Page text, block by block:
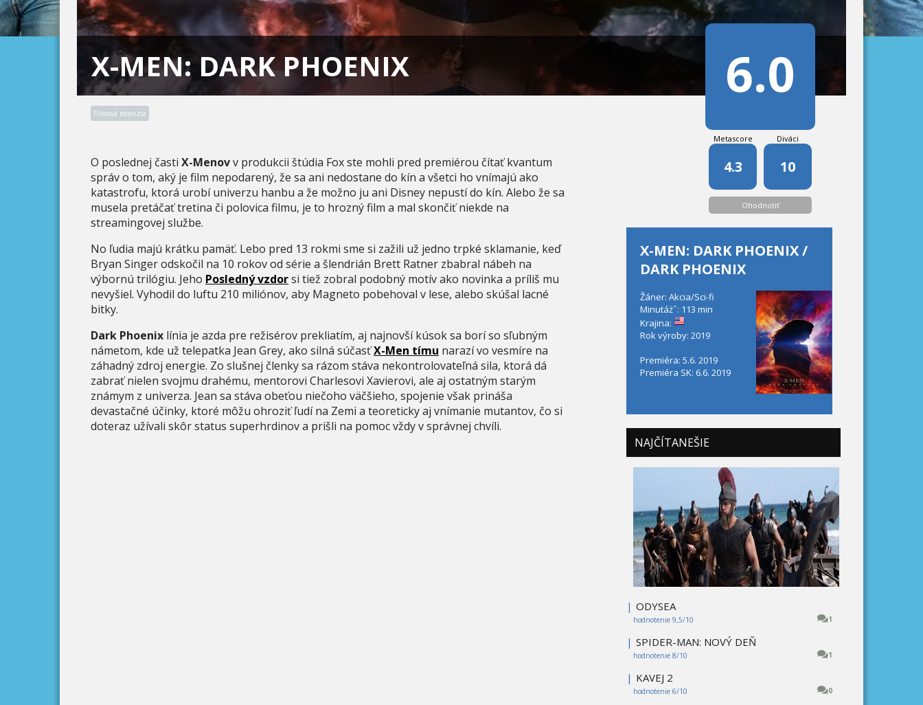
X-MEN: DARK PHOENIX 6.0
Filmová recenzia
O poslednej časti X-Menovv produkcii štúdia Fox ste mohli pred premiérou čítať kvantum
správ o tom, aký je film nepodarený, že sa ani nedostane do kín a všetci ho vnímajú ako
katastrofu, ktorá urobí univerzu hanbu a že možno ju ani Disney nepustí do kín. Alebo že sa
musela pretáčať tretina či polovica filmu, je to hrozný film a mal skončiť niekde na
streamingovej službe.
No ľudia majú krátku pamäť. Lebo pred 13 rokmi sme si zažili už jedno trpké sklamanie, keď
Bryan Singer odskočil na 10 rokov od série a šlendrián Brett Ratner zbabral nábeh na
výbornú trilógiu. Jeho Posledný vzdorsi tiež zobral podobný motív ako novinka a príliš mu
nevyšiel. Vyhodil do luftu 210 miliónov, aby Magneto pobehoval v lese, alebo skúšal lacné
bitky.
Dark Phoenix línia je azda pre režisérov prekliatím, aj najnovší kúsok sa borí so sľubným
námetom, kde už telepatka Jean Grey, ako silná súčasťX-Men tímu narazí vo vesmíre na
záhadný zdroj energie. Zo slušnej členky sa rázom stáva nekontrolovateľná sila, ktorá dá
zabrať nielen svojmu drahému, mentorovi Charlesovi Xavierovi, ale aj ostatným starým
známym z univerza. Jean sa stáva obeťou niečoho väčšieho, spojenie však prináša
devastačné účinky, ktoré môžu ohroziť ľudí na Zemi a teoreticky aj vnímanie mutantov, čo si
doteraz užívali skôr status superhrdinov a prišli na pomoc vždy v správnej chvíli.
Metascore
4.3
Diváci
10
Ohodnotiť
X-MEN: DARK PHOENIX /
DARK PHOENIX
Žáner: Akcia/Sci-fi
Minutáż˝: 113 min
Krajina:
Rok výroby: 2019
Premiéra: 5.6. 2019
Premiéra SK: 6.6. 2019
NAJČÍTANEŠIE
| ODYSEA
1
hodnotenie 9,5/10
| SPIDER-MAN: NOVÝ DEŇ
1
hodnotenie 8/10
| KAVEJ 2
0
hodnotenie 6/10